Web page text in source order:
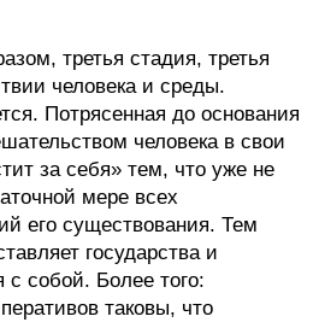
третья стадия, третья
человека и среды.
Потрясенная до основания
человека в свои
за себя» тем, что уже не
мере всех
его существования. Тем
государства и
с собой. Более того:
таковы, что